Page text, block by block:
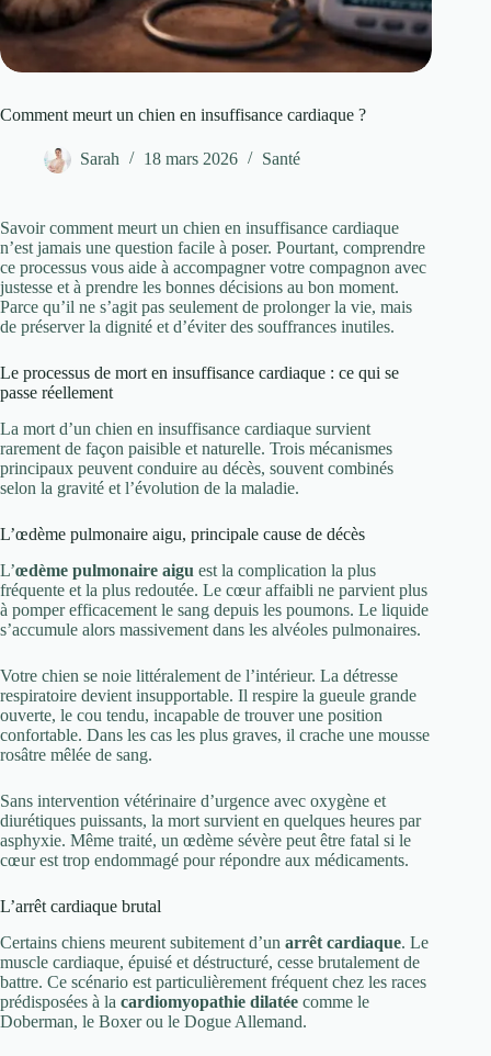
Comment meurt un chien en insuffisance cardiaque ?
Sarah 18 mars 2026 Santé
Savoir comment meurt un chien en insuffisance cardiaque
n’est jamais une question facile à poser. Pourtant, comprendre
ce processus vous aide à accompagner votre compagnon avec
justesse et à prendre les bonnes décisions au bon moment.
Parce qu’il ne s’agit pas seulement de prolonger la vie, mais
de préserver la dignité et d’éviter des souffrances inutiles.
Le processus de mort en insuffisance cardiaque : ce qui se
passe réellement
La mort d’un chien en insuffisance cardiaque survient
rarement de façon paisible et naturelle. Trois mécanismes
principaux peuvent conduire au décès, souvent combinés
selon la gravité et l’évolution de la maladie.
L’œdème pulmonaire aigu, principale cause de décès
L’œdème pulmonaire aigu est la complication la plus
fréquente et la plus redoutée. Le cœur affaibli ne parvient plus
à pomper efficacement le sang depuis les poumons. Le liquide
s’accumule alors massivement dans les alvéoles pulmonaires.
Votre chien se noie littéralement de l’intérieur. La détresse
respiratoire devient insupportable. Il respire la gueule grande
ouverte, le cou tendu, incapable de trouver une position
confortable. Dans les cas les plus graves, il crache une mousse
rosâtre mêlée de sang.
Sans intervention vétérinaire d’urgence avec oxygène et
diurétiques puissants, la mort survient en quelques heures par
asphyxie. Même traité, un œdème sévère peut être fatal si le
cœur est trop endommagé pour répondre aux médicaments.
L’arrêt cardiaque brutal
Certains chiens meurent subitement d’un arrêt cardiaque. Le
muscle cardiaque, épuisé et déstructuré, cesse brutalement de
battre. Ce scénario est particulièrement fréquent chez les races
prédisposées à la cardiomyopathie dilatée comme le
Doberman, le Boxer ou le Dogue Allemand.